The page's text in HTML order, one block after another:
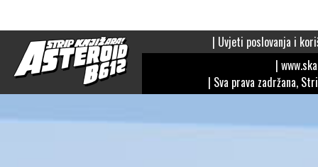
| Uvjeti poslovanja i
|
| Sva prava zadržana,